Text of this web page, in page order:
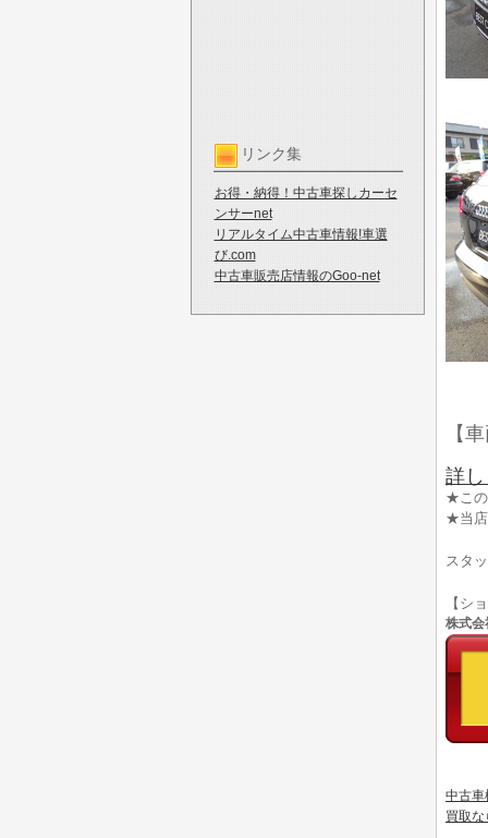
リンク集
お得・納得！中古車探しカーセ
ンサーnet
リアルタイム中古車情報!車選
び.com
中古車販売店情報のGoo-net
【
詳
★この
★当店
スタ
【シ
株式
中古車
買取